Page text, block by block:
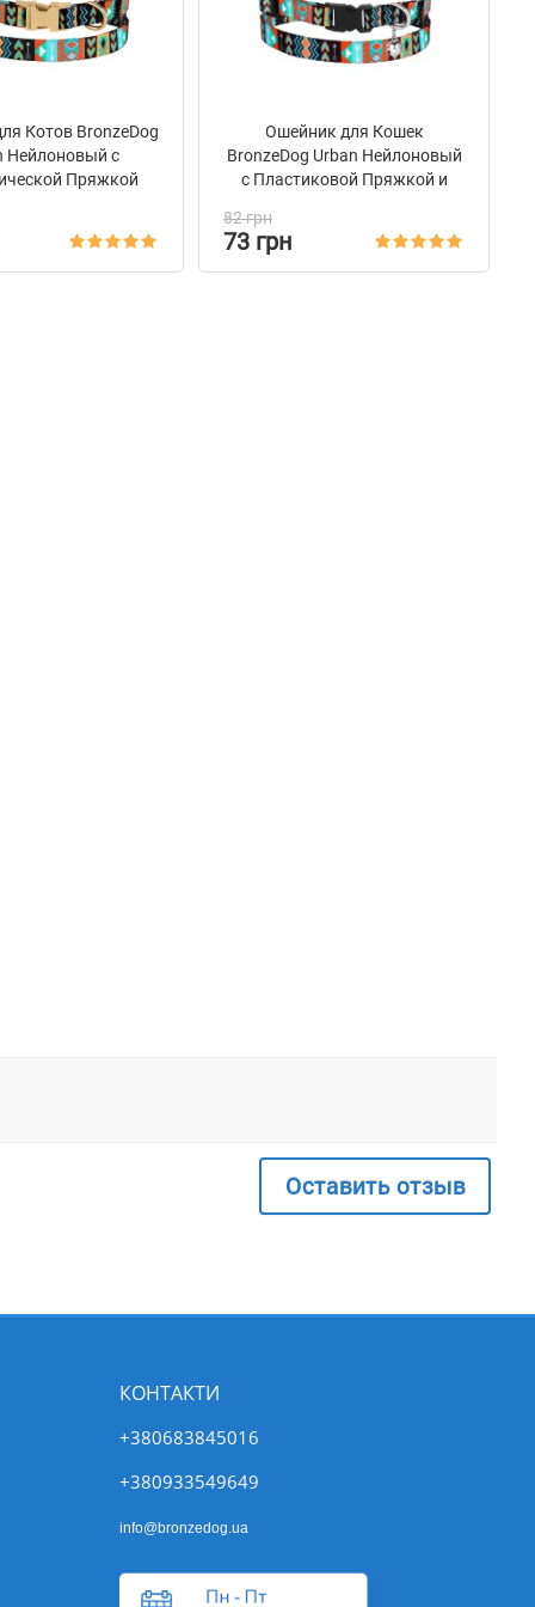
Котов BronzeDog
Нейлоновый c
Пряжкой
Ошейник для Кошек
BronzeDog Urban Нейлоновый
с Пластиковой Пряжкой и
82 грн
73 грн
Оставить отзыв
КОНТАКТИ
+380683845016
+380933549649
info@bronzedog.ua